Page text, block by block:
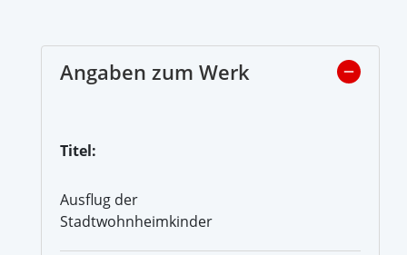
Angaben zum Werk
Titel:
Ausflug der
Stadtwohnheimkinder